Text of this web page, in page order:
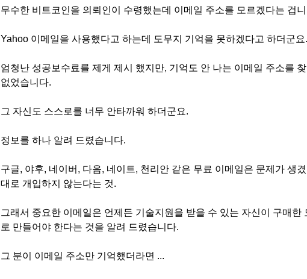
무수한 비트코인을 의뢰인이 수령했는데 이메일 주소를 모르겠다는 겁
Yahoo 이메일을 사용했다고 하는데 도무지 기억을 못하겠다고 하더군요.
엄청난 성공보수료를 제게 제시 했지만, 기억도 안 나는 이메일 주소를
없었습니다.
그 자신도 스스로를 너무 안타까워 하더군요.
정보를 하나 알려 드렸습니다.
구글, 야후, 네이버, 다음, 네이트, 천리안 같은 무료 이메일은 문제가 생
대로 개입하지 않는다는 것.
그래서 중요한 이메일은 언제든 기술지원을 받을 수 있는 자신이 구매한
로 만들어야 한다는 것을 알려 드렸습니다.
그 분이 이메일 주소만 기억했더라면 ...